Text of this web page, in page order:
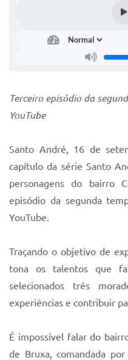
Legislação
Lei de acesso à informação
Mobilidade Urbana Sustentável
Parque Escola
Portal da Educação
SIC
Autarquias
Terceiro episódio da
YouTube
Santo André, 16 de
capítulo da série Santo
personagens do bairro
episódio da segunda
YouTube.
Traçando o objetivo de
tona os talentos que
selecionados três
experiências e contribuir
É impossível falar do
de Bruxa, comandada